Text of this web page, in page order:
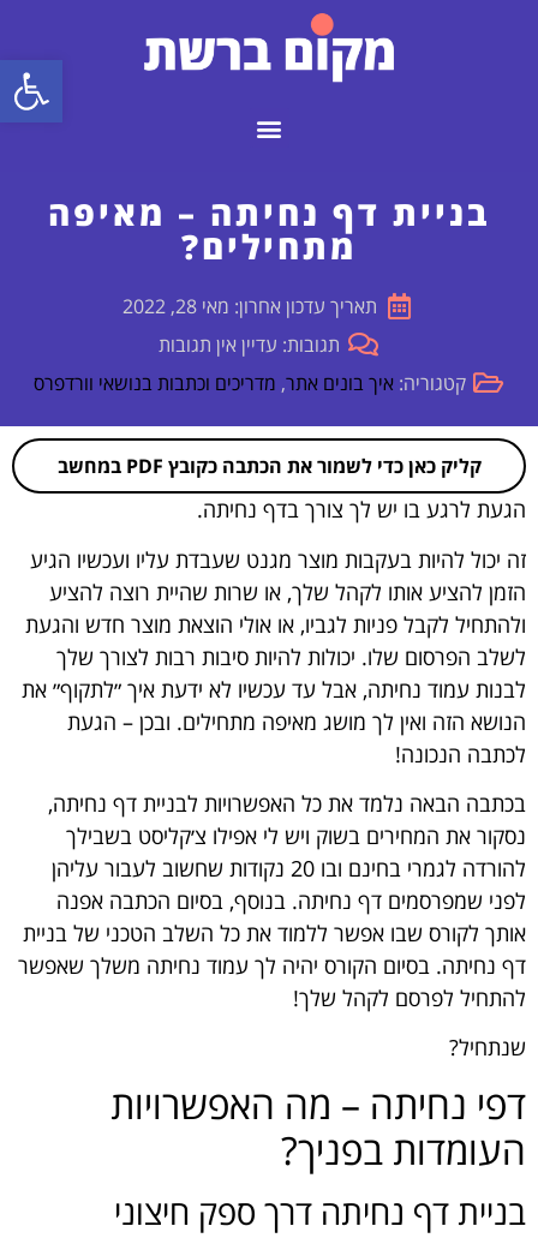
בניית דף נחיתה – מאיפה
מתחילים?
תאריך עדכון אחרון: מאי 28, 2022
תגובות: עדיין אין תגובות
קטגוריה:איך בונים אתר, מדריכים וכתבות בנושאי וורדפרס
קליק כאן כדי לשמור את הכתבה כקובץ PDF במחשב
הגעת לרגע בו יש לך צורך בדף נחיתה.
זה יכול להיות בעקבות מוצר מגנט שעבדת עליו ועכשיו הגיע
הזמן להציע אותו לקהל שלך, או שרות שהיית רוצה להציע
ולהתחיל לקבל פניות לגביו, או אולי הוצאת מוצר חדש והגעת
לשלב הפרסום שלו. יכולות להיות סיבות רבות לצורך שלך
לבנות עמוד נחיתה, אבל עד עכשיו לא ידעת איך ״לתקוף״ את
הנושא הזה ואין לך מושג מאיפה מתחילים. ובכן – הגעת
לכתבה הנכונה!
בכתבה הבאה נלמד את כל האפשרויות לבניית דף נחיתה,
נסקור את המחירים בשוק ויש לי אפילו צ׳קליסט בשבילך
להורדה לגמרי בחינם ובו 20 נקודות שחשוב לעבור עליהן
לפני שמפרסמים דף נחיתה. בנוסף, בסיום הכתבה אפנה
אותך לקורס שבו אפשר ללמוד את כל השלב הטכני של בניית
דף נחיתה. בסיום הקורס יהיה לך עמוד נחיתה משלך שאפשר
להתחיל לפרסם לקהל שלך!
שנתחיל?
דפי נחיתה – מה האפשרויות
העומדות בפניך?
בניית דף נחיתה דרך ספק חיצוני